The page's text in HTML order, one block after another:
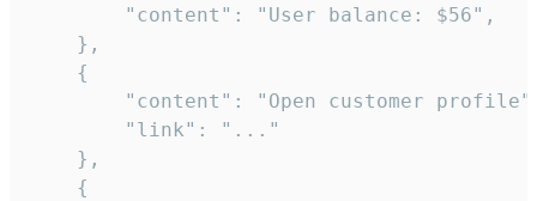
        "content": "User balance: $56",
    },
    {
"content": "Open customer
        "link": "..."
    },
    {